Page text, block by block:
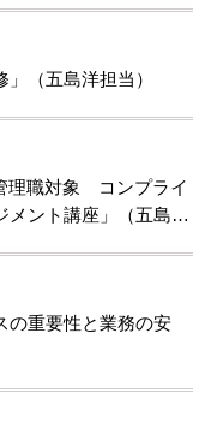
（五島洋担当）
理職対象 コンプライ
メント講座」（五島洋
の重要性と業務の安